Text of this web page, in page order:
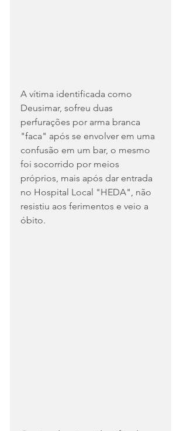
A vítima identificada como
Deusimar, sofreu duas
perfurações por arma branca
"faca" após se envolver em uma
confusão em um bar, o mesmo
foi socorrido por meios
próprios, mais após dar entrada
no Hospital Local "HEDA", não
resistiu aos ferimentos e veio a
óbito.